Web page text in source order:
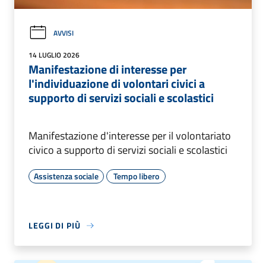
AVVISI
14 LUGLIO 2026
Manifestazione di interesse per
l'individuazione di volontari civici a
supporto di servizi sociali e scolastici
Manifestazione d'interesse per il volontariato
civico a supporto di servizi sociali e scolastici
Assistenza sociale Tempo libero
LEGGI DI PIÙ